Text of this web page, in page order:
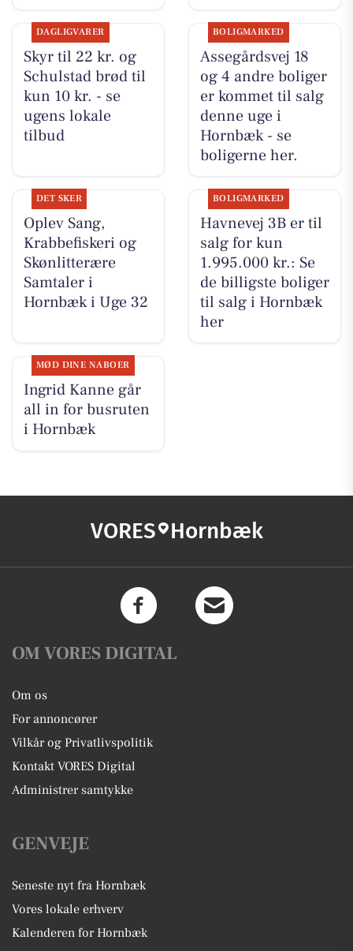
DAGLIGVARER
Skyr til 22 kr. og
Schulstad brød til
kun 10 kr. - se
ugens lokale
tilbud
BOLIGMARKED
Assegårdsvej 18
og 4 andre boliger
er kommet til salg
denne uge i
Hornbæk - se
boligerne her.
DET SKER
Oplev Sang,
Krabbefiskeri og
Skønlitterære
Samtaler i
Hornbæk i Uge 32
BOLIGMARKED
Havnevej 3B er til
salg for kun
1.995.000 kr.: Se
de billigste boliger
til salg i Hornbæk
her
MØD DINE NABOER
Ingrid Kanne går
all in for busruten
i Hornbæk
VORES Hornbæk
OM VORES DIGITAL
Om os
For annoncører
Vilkår og Privatlivspolitik
Kontakt VORES Digital
Administrer samtykke
GENVEJE
Seneste nyt fra Hornbæk
Vores lokale erhverv
Kalenderen for Hornbæk